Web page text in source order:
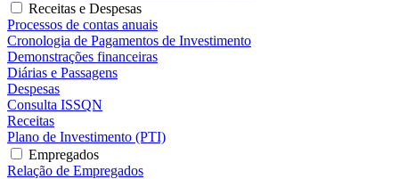
Receitas e Despesas
Processos de contas anuais
Cronologia de Pagamentos de Investimento
Demonstrações financeiras
Diárias e Passagens
Despesas
Consulta ISSQN
Receitas
Plano de Investimento (PTI)
Empregados
Relação de Empregados